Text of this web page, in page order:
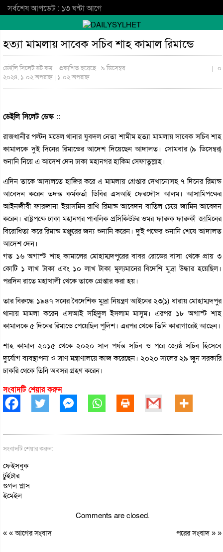
সর্বশেষ আপডেট : ১৩ ঘন্টা আগে
হত্যা মামলায় সাবেক সচিব শাহ কামাল রিমান্ডে
ডেইলি সিলেট ডট কম :: প্রকাশিত হয়েছে : ৯ ডিসেম্বর
২০২৪, ১:০২ অপরাহ্ন | ১:০২ অপরাহ্ন
| ০
ডেইলি সিলেট ডেস্ক ::
রাজধানীর পল্টন মডেল থানার যুবদল নেতা শামীম হত্যা মামলায় সাবেক সচিব শাহ
কামালকে দুই দিনের রিমান্ডের আদেশ দিয়েছেন আদালত। সোমবার (৯ ডিসেম্বর)
শুনানি নিয়ে এ আদেশ দেন ঢাকা মহানগর হাকিম সেফাতুল্লাহ।
এদিন তাকে আদালতে হাজির করে এ মামলায় গ্রেপ্তার দেখানোসহ ৭ দিনের রিমান্ড
আবেদন করেন তদন্ত কর্মকর্তা ডিবির এসআই ফেরদৌস আলম। আসামিপক্ষের
আইনজীবী ফারজানা ইয়াসমিন রাখি রিমান্ড আবেদন বাতিল চেয়ে জামিন আবেদন
করেন। রাষ্ট্রপক্ষে ঢাকা মহানগর পাবলিক প্রসিকিউটর ওমর ফারুক ফারুকী জামিনের
বিরোধিতা করে রিমান্ড মঞ্জুরের জন্য শুনানি করেন। দুই পক্ষের শুনানি শেষে আদালত
আদেশ দেন।
গত ১৬ অগাস্ট শাহ কামালের মোহাম্মদপুরের বাবর রোডের বাসা থেকে প্রায় ৩
কোটি ১ লাখ টাকা এবং ১০ লাখ টাকা মূল্যমানের বিদেশি মুদ্রা উদ্ধার হয়েছিল।
পরদিন রাতে মহাখালী থেকে তাকে গ্রেপ্তার করা হয়।
তার বিরুদ্ধে ১৯৪৭ সনের বৈদেশিক মুদ্রা নিয়ন্ত্রণ আইনের ২৩(১) ধারায় মোহাম্মদপুর
থানায় মামলা করেন এসআই সহিদুল ইসলাম মাসুম। এরপর ১৮ অগাস্ট শাহ
কামালকে ৫ দিনের রিমান্ডে পেয়েছিল পুলিশ। এরপর থেকে তিনি কারাগারেই আছেন।
শাহ কামাল ২০১৫ থেকে ২০২০ সাল পর্যন্ত সচিব ও পরে জ্যেষ্ঠ সচিব হিসেবে
দুর্যোগ ব্যবস্থাপনা ও ত্রাণ মন্ত্রাণালয়ে কাজ করেছেন। ২০২০ সালের ২৯ জুন সরকারি
চাকরি থেকে তিনি অবসর গ্রহণ করেন।
সংবাদটি শেয়ার করুন
সংবাদটি শেয়ার করুন:
ফেইসবুক
টুইটার
গুগল প্লাস
ইমেইল
Comments are closed.
« «আগের সংবাদ পরের সংবাদ» »